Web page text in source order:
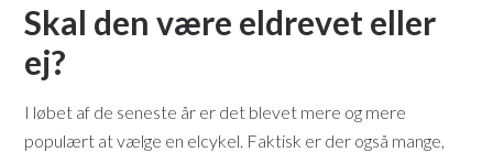
Skal den være eldrevet eller
ej?
I løbet af de seneste år er det blevet mere og mere
populært at vælge en elcykel. Faktisk er der også mange,